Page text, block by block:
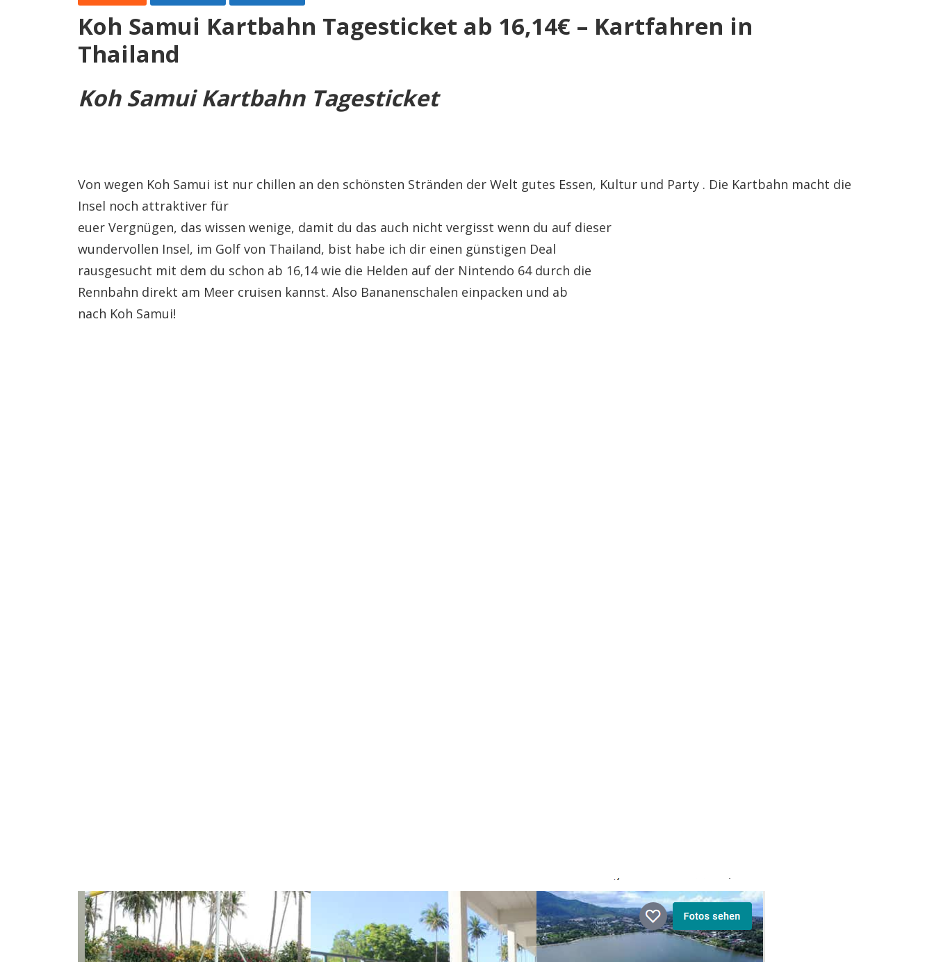
Koh Samui Kartbahn Tagesticket ab 16,14€ – Kartfahren in
Thailand
Koh Samui Kartbahn Tagesticket
Von wegen Koh Samui ist nur chillen an den schönsten Stränden der Welt gutes Essen, Kultur und Party . Die Kartbahn macht die
Insel noch attraktiver für
euer Vergnügen, das wissen wenige, damit du das auch nicht vergisst wenn du auf dieser
wundervollen Insel, im Golf von Thailand, bist habe ich dir einen günstigen Deal
rausgesucht mit dem du schon ab 16,14 wie die Helden auf der Nintendo 64 durch die
Rennbahn direkt am Meer cruisen kannst. Also Bananenschalen einpacken und ab
nach Koh Samui!